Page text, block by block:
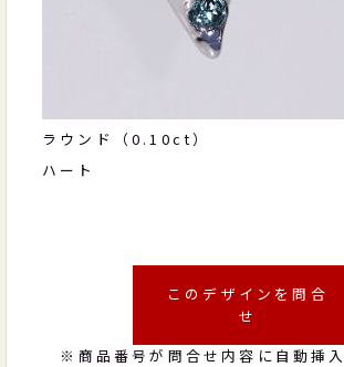
ラウンド（0.10ct）
ハート
このデザインを問合
せ
※商品番号が問合せ内容に自動挿入